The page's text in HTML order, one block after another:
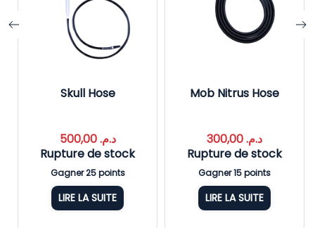
Skull Hose
د.م.500,00
Rupture de stock
Gagner 25 points
LIRE LA SUITE
Mob Nitrus Hose
د.م.
Rupture de stock
Gagner 15 points
LIRE LA SUITE